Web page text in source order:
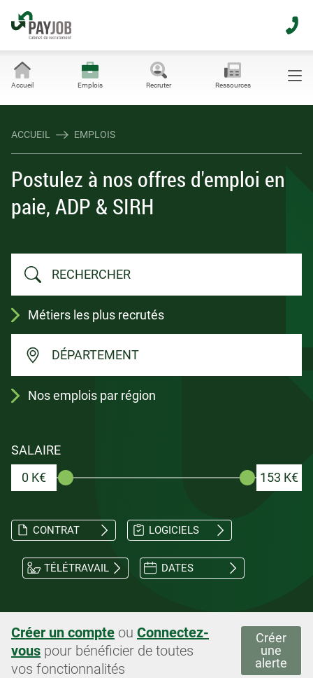
Accueil Emplois Recruter Ressources
ACCUEIL EMPLOIS
Postulez à nos offres d'emploi en
paie, ADP & SIRH
Métiers les plus recrutés
DÉPARTEMENT
Nos emplois par région
SALAIRE
0 K€
153 K€
CONTRAT LOGICIELS
TÉLÉTRAVAIL DATES
Créer un compte ou Connectez-
vous pour bénéficier de toutes
vos fonctionnalités
Créer
une
alerte